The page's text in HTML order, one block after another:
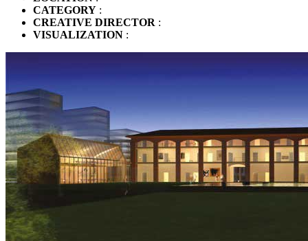
CATEGORY :
CREATIVE DIRECTOR :
VISUALIZATION :